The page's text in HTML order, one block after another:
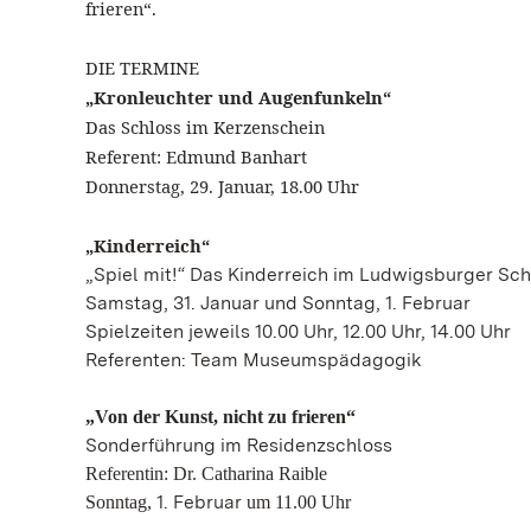
frieren“.
DIE TERMINE
„Kronleuchter und Augenfunkeln“
Das Schloss im Kerzenschein
Referent: Edmund Banhart
Donnerstag, 29. Januar, 18.00 Uhr
„Kinderreich“
„Spiel mit!“ Das Kinderreich im Ludwigsburger
Samstag, 31. Januar und Sonntag, 1. Februar
Spielzeiten jeweils 10.00 Uhr, 12.00 Uhr, 14.00 Uhr
Referenten: Team Museumspädagogik
„Von der Kunst, nicht zu frieren“
Sonderführung im Residenzschloss
Referentin: Dr. Catharina Raible
Sonntag, 1. Februar um 11.00 Uhr